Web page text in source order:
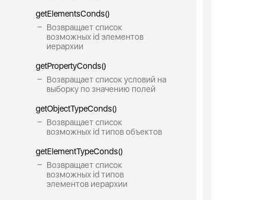
getElementsConds()
Возвращает список
возможных id элементов
иерархии
getPropertyConds()
Возвращает список условий на
выборку по значению полей
getObjectTypeConds()
Возвращает список
возможных id типов объектов
getElementTypeConds()
Возвращает список
возможных id типов
элементов иерархии